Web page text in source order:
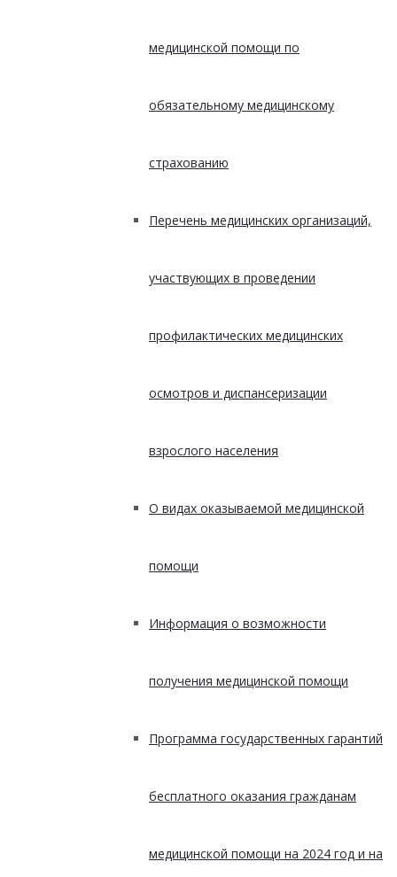
медицинской помощи по
обязательному медицинскому
страхованию
Перечень медицинских организаций,
участвующих в проведении
профилактических медицинских
осмотров и диспансеризации
взрослого населения
О видах оказываемой медицинской
помощи
Информация о возможности
получения медицинской помощи
Программа государственных гарантий
бесплатного оказания гражданам
медицинской помощи на 2024 год и на